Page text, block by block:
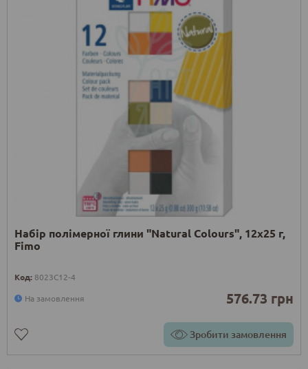
Набір полімерної глини "Natural Colours", 12х25 г,
Fimo
Код: 8023C12-4
На замовлення
576.73 грн
Зробити замовлення